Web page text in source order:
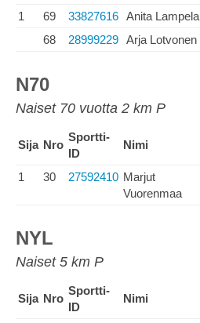
1
69 33827616 Anita Lampela
68
28999229 Arja Lotvonen
N70
Naiset 70 vuotta 2 km P
Sija Nro
Sportti-
ID
Nimi
1 30 27592410 Marjut
Vuorenmaa
NYL
Naiset 5 km P
Sija Nro
Sportti-
ID
Nimi